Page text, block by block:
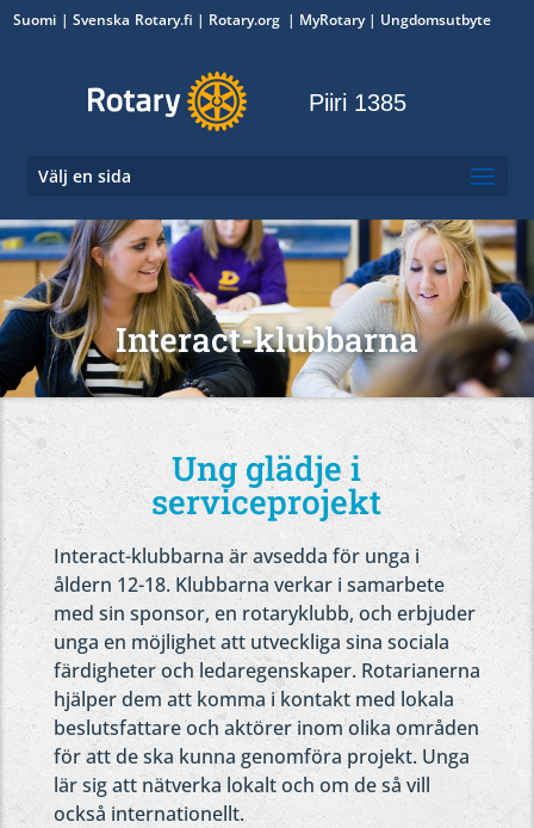
Suomi Svenska Rotary.fi | Rotary.org | MyRotary| Ungdomsutbyte
Piiri 1385
Välj en sida
Interact-klubbarna
Ung glädje i
serviceprojekt
Interact-klubbarna är avsedda för unga i
åldern 12-18. Klubbarna verkar i samarbete
med sin sponsor, en rotaryklubb, och erbjuder
unga en möjlighet att utveckliga sina sociala
färdigheter och ledaregenskaper. Rotarianerna
hjälper dem att komma i kontakt med lokala
beslutsfattare och aktörer inom olika områden
för att de ska kunna genomföra projekt. Unga
lär sig att nätverka lokalt och om de så vill
också internationellt.